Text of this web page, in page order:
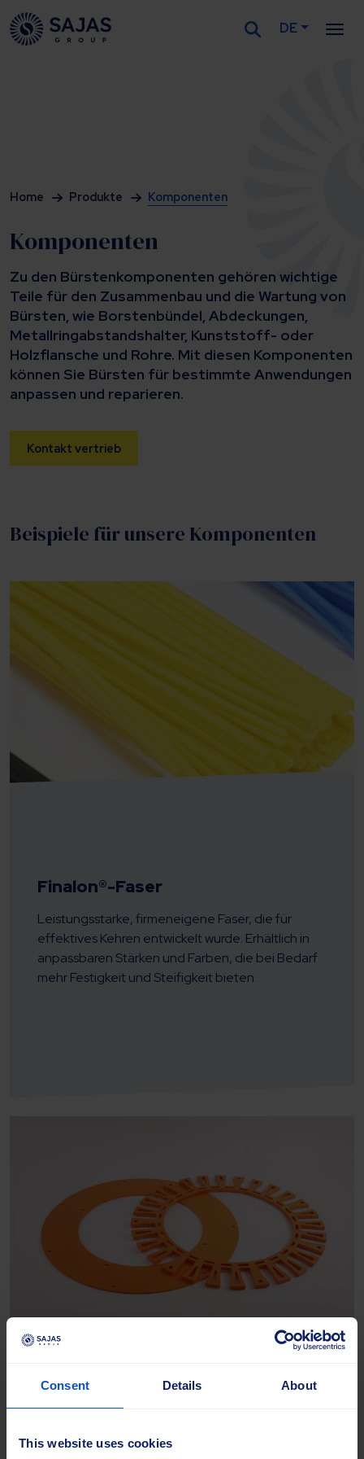
Consent Details About
This website uses cookies
Siirry sisältöön
DE
Home Produkte Komponenten
Komponenten
Zu den Bürstenkomponenten gehören wichtige
Teile für den Zusammenbau und die Wartung von
Bürsten, wie Borstenbündel, Abdeckungen,
Metallringabstandshalter, Kunststoff- oder
Holzflansche und Rohre. Mit diesen Komponenten
können Sie Bürsten für bestimmte Anwendungen
anpassen und reparieren.
Kontakt vertrieb
Beispiele für unsere Komponenten
Finalon®-Faser
Leistungsstarke, firmeneigene Faser, die für
effektives Kehren entwickelt wurde. Erhältlich in
anpassbaren Stärken und Farben, die bei Bedarf
mehr Festigkeit und Steifigkeit bieten.
Stahlkomponenten für das Turboline-
abgestimmt sind. Die Platten sind in